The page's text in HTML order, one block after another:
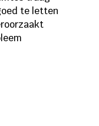
te letten